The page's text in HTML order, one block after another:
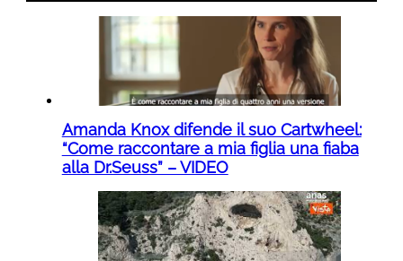
Amanda Knox difende il suo Cartwheel:
“Come raccontare a mia figlia una fiaba
alla Dr.Seuss” – VIDEO